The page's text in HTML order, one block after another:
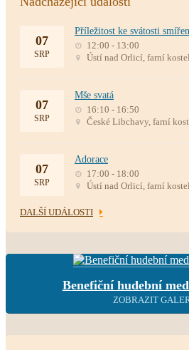
07
SRP
Příležitost ke svátosti
12:00 - 13:00
Ústí nad Orlicí, farní
07
SRP
Mše svatá
16:10 - 16:50
České Libchavy, farní
07
SRP
Adorace
17:00 - 18:00
Ústí nad Orlicí, farní
DALŠÍ UDÁLOSTI
Benefiční hudební
ZOBRAZIT